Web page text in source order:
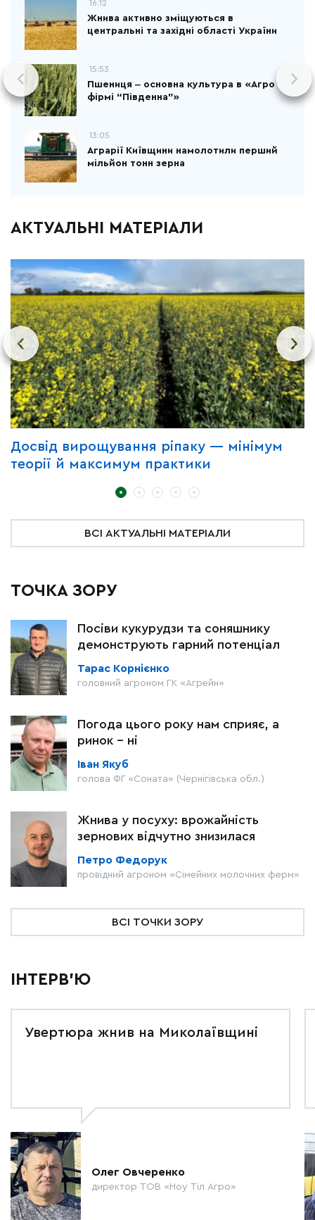
16:12
Жнива активно зміщуються в
центральні та західні області України
15:53
Пшениця ‒ основна культура в «Агро
фірмі “Південна”»
13:05
Аграрії Київщини намолотили перший
мільйон тонн зерна
АКТУАЛЬНІ МАТЕРІАЛИ
Досвід вирощування ріпаку — мінімум
теорії й максимум практики
ВСІ АКТУАЛЬНІ МАТЕРІАЛИ
ТОЧКА ЗОРУ
Посіви кукурудзи та соняшнику
демонструють гарний потенціал
Тарас Корнієнко
головний агроном ГК «Агрейн»
Погода цього року нам сприяє, а
ринок – ні
Іван Якуб
голова ФГ «Соната» (Чернігівська обл.)
Жнива у посуху: врожайність
зернових відчутно знизилася
Петро Федорук
провідний агроном «Сімейних молочних ферм»
ВСІ ТОЧКИ ЗОРУ
ІНТЕРВ'Ю
Увертюра жнив на Миколаївщині
Олег Овчеренко
директор ТОВ «Ноу Тіл Агро»